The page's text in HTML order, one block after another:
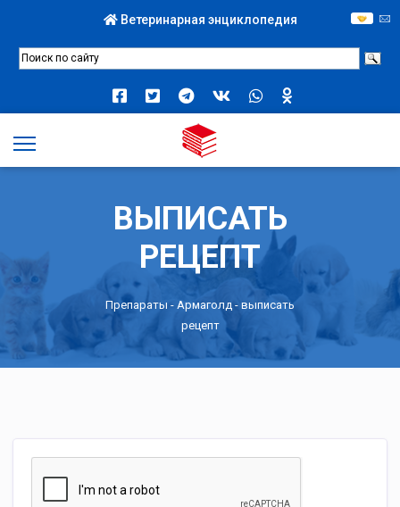
Ветеринарная энциклопедия
ВЫПИСАТЬ
РЕЦЕПТ
Препараты - Армаголд - выписать
рецепт